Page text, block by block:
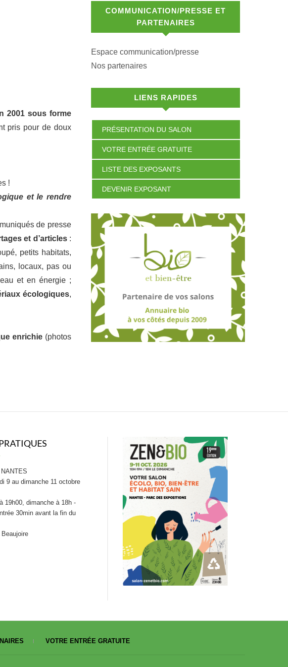
2001 sous forme
pris pour de doux
!
et le rendre
de presse
et d’articles :
petits habitats,
locaux, pas ou
et en énergie ;
écologiques,
enrichie (photos
COMMUNICATION/PRESSE ET
PARTENAIRES
Espace communication/presse
Nos partenaires
LIENS RAPIDES
PRÉSENTATION DU SALON
VOTRE ENTRÉE GRATUITE
LISTE DES EXPOSANTS
DEVENIR EXPOSANT
9 au dimanche 11 octobre
19h00, dimanche à 18h -
30min avant la fin du
VOTRE ENTRÉE GRATUITE